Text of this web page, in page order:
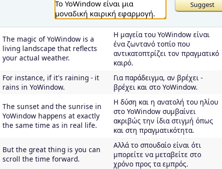
The magic of YoWindow is a
living landscape that reflects
your actual weather.
Η μαγεία του YoWindow είναι
ένα ζωντανό τοπίο που
αντικατοπτρίζει τον πραγματικό
καιρό.
For instance, if it's raining - it
rains in YoWindow.
Για παράδειγμα, αν βρέχει -
βρέχει και στο YoWindow.
The sunset and the sunrise in
YoWindow happens at exactly
the same time as in real life.
Η δύση και η ανατολή του ηλίου
στο YoWindow συμβαίνει
ακριβώς την ίδια στιγμή όπως
και στη πραγματικότητα.
But the great thing is you can
scroll the time forward.
Αλλά το σπουδαίο είναι ότι
μπορείτε να μεταβείτε στο
χρόνο προς τα εμπρός.